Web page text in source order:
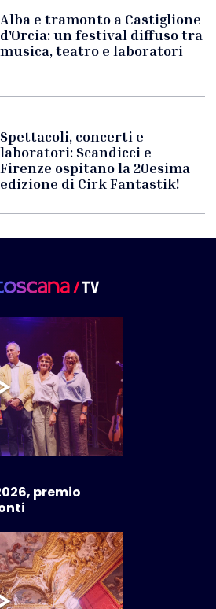
Alba e tramonto a Castiglione
d'Orcia: un festival diffuso tra
musica, teatro e laboratori
Spettacoli, concerti e
laboratori: Scandicci e
Firenze ospitano la 20esima
edizione di Cirk Fantastik!
premio